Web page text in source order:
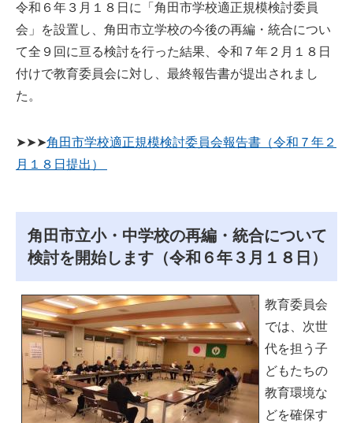
令和６年３月１８日に「角田市学校適正規模検討委員
会」を設置し、角田市立学校の今後の再編・統合につい
て全９回に亘る検討を行った結果、令和７年２月１８日
付けで教育委員会に対し、最終報告書が提出されまし
た。
➤➤➤角田市学校適正規模検討委員会報告書（令和７年２
月１８日提出）
角田市立小・中学校の再編・統合について
検討を開始します（令和６年３月１８日）
教育委員会
では、次世
代を担う子
どもたちの
教育環境な
どを確保す